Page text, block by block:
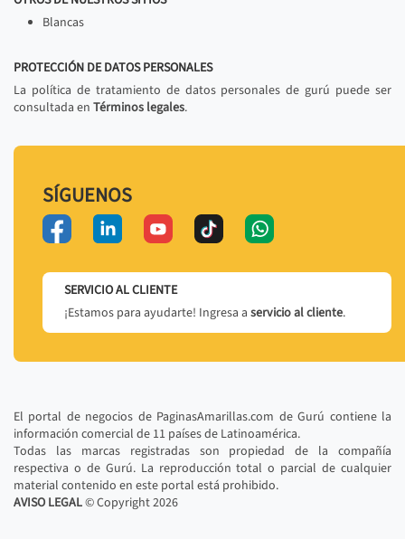
Blancas
PROTECCIÓN DE DATOS PERSONALES
La política de tratamiento de datos personales de gurú puede ser
consultada en Términos legales.
SÍGUENOS
SERVICIO AL CLIENTE
¡Estamos para ayudarte! Ingresa a servicio al cliente.
El portal de negocios de PaginasAmarillas.com de Gurú contiene la
información comercial de 11 países de Latinoamérica.
Todas las marcas registradas son propiedad de la compañía
respectiva o de Gurú. La reproducción total o parcial de cualquier
material contenido en este portal está prohibido.
AVISO LEGAL© Copyright2026